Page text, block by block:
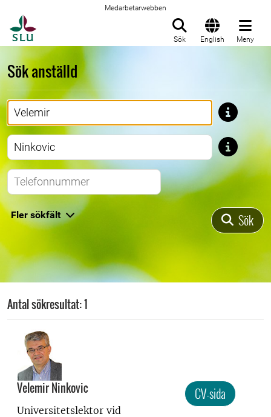
Medarbetarwebben
Sök English Meny
Sök anställd
Förnamn
Efternamn
Telefonnummer
Fler sökfält Sök
Antal sökresultat: 1
Velemir Ninkovic
Universitetslektor vid
CV-sida